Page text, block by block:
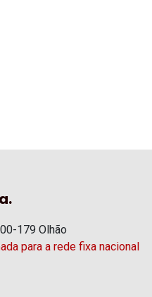
179 Olhão
para a rede fixa nacional